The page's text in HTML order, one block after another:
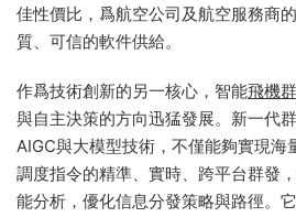
佳性價比，爲航空公司及航空服務商
質、可信的軟件供給。
作爲技術創新的另一核心，智能飛機
與自主決策的方向迅猛發展。新一代
AIGC與大模型技術，不僅能夠實現海
調度指令的精準、實時、跨平台群發
能分析，優化信息分發策略與路徑。